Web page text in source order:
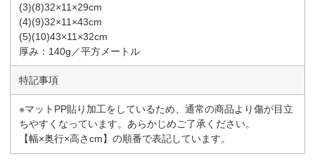
(3)(8)32×11×29cm
(4)(9)32×11×43cm
(5)(10)43×11×32cm
厚み：140g／平方メートル
特記事項
※マットPP貼り加工をしているため、通常の商品より傷が目立
ちやすくなっています。あらかじめご了承ください。
【幅×奥行×高さcm】の順番で表記しています。